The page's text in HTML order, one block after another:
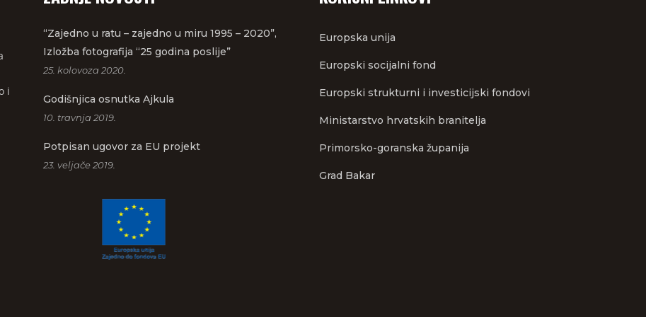
i
“Zajedno u ratu – zajedno u miru 1995 – 2020”,
Izložba fotografija “25 godina poslije”
25. kolovoza 2020.
Godišnjica osnutka Ajkula
10. travnja 2019.
Potpisan ugovor za EU projekt
23. veljače 2019.
Europska unija
Europski socijalni fond
Europski strukturni i investicijski fondovi
Ministarstvo hrvatskih branitelja
Primorsko-goranska županija
Grad Bakar